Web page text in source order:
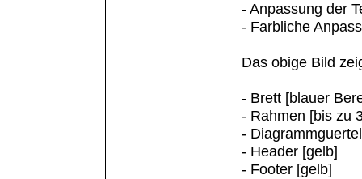
- Anpassung der
- Farbliche
Das obige Bild
- Brett [blauer
- Rahmen [bis zu
-
- Header [gelb]
- Footer [gelb]